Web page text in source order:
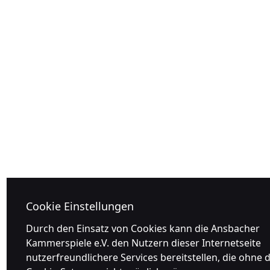
Cookie Einstellungen
Durch den Einsatz von Cookies kann die Ansbacher
Kammerspiele e.V. den Nutzern dieser Internetseite
nutzerfreundlichere Services bereitstellen, die ohne